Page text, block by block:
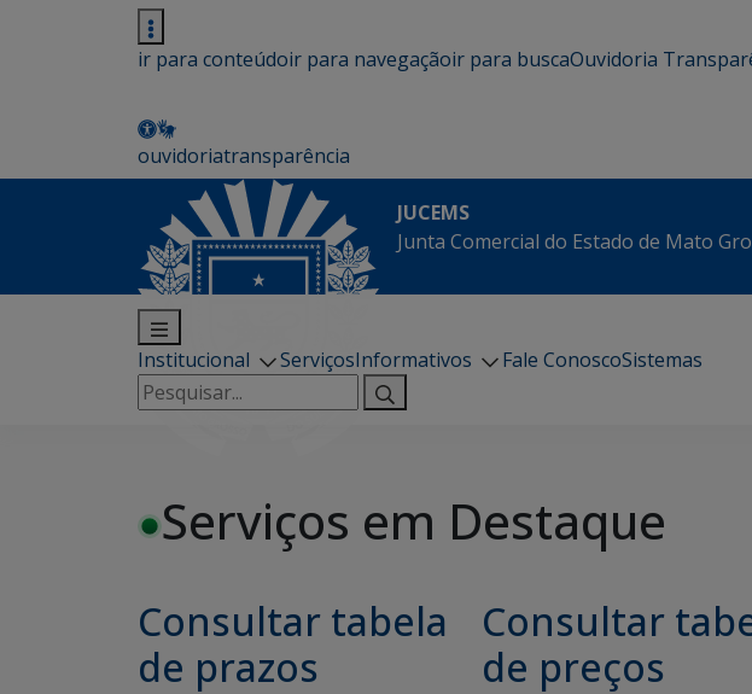
ir para conteúdoir para navegaçãoir para buscaOuvidoria
ouvidoriatransparência
JUCEMS
Junta Comercial do Estado de Mato
Institucional ServiçosInformativos Fale ConoscoSistemas
Pesquisar
por:
Serviços em Destaque
Consultar tabela
de prazos
Consultar
de preços